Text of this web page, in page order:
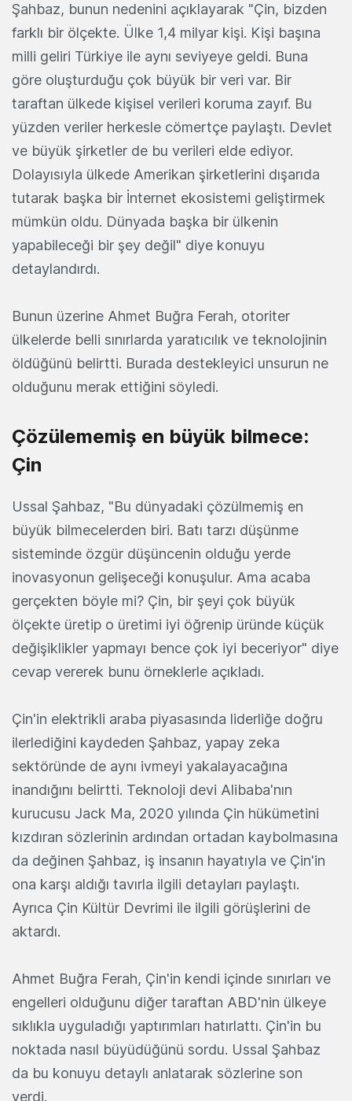
Şahbaz, bunun nedenini açıklayarak "Çin, bizden
farklı bir ölçekte. Ülke 1,4 milyar kişi. Kişi başına
milli geliri Türkiye ile aynı seviyeye geldi. Buna
göre oluşturduğu çok büyük bir veri var. Bir
taraftan ülkede kişisel verileri koruma zayıf. Bu
yüzden veriler herkesle cömertçe paylaştı. Devlet
ve büyük şirketler de bu verileri elde ediyor.
Dolayısıyla ülkede Amerikan şirketlerini dışarıda
tutarak başka bir İnternet ekosistemi geliştirmek
mümkün oldu. Dünyada başka bir ülkenin
yapabileceği bir şey değil" diye konuyu
detaylandırdı.
Bunun üzerine Ahmet Buğra Ferah, otoriter
ülkelerde belli sınırlarda yaratıcılık ve teknolojinin
öldüğünü belirtti. Burada destekleyici unsurun ne
olduğunu merak ettiğini söyledi.
Çözülememiş en büyük bilmece:
Çin
Ussal Şahbaz, "Bu dünyadaki çözülmemiş en
büyük bilmecelerden biri. Batı tarzı düşünme
sisteminde özgür düşüncenin olduğu yerde
inovasyonun gelişeceği konuşulur. Ama acaba
gerçekten böyle mi? Çin, bir şeyi çok büyük
ölçekte üretip o üretimi iyi öğrenip üründe küçük
değişiklikler yapmayı bence çok iyi beceriyor" diye
cevap vererek bunu örneklerle açıkladı.
Çin'in elektrikli araba piyasasında liderliğe doğru
ilerlediğini kaydeden Şahbaz, yapay zeka
sektöründe de aynı ivmeyi yakalayacağına
inandığını belirtti. Teknoloji devi Alibaba'nın
kurucusu Jack Ma, 2020 yılında Çin hükümetini
kızdıran sözlerinin ardından ortadan kaybolmasına
da değinen Şahbaz, iş insanın hayatıyla ve Çin'in
ona karşı aldığı tavırla ilgili detayları paylaştı.
Ayrıca Çin Kültür Devrimi ile ilgili görüşlerini de
aktardı.
Ahmet Buğra Ferah, Çin'in kendi içinde sınırları ve
engelleri olduğunu diğer taraftan ABD'nin ülkeye
sıklıkla uyguladığı yaptırımları hatırlattı. Çin'in bu
noktada nasıl büyüdüğünü sordu. Ussal Şahbaz
da bu konuyu detaylı anlatarak sözlerine son
verdi.